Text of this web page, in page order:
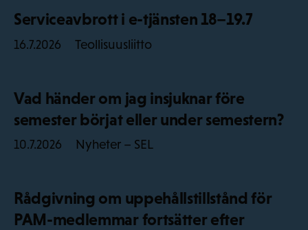
Serviceavbrott i e-tjänsten 18–19.7
16.7.2026 Teollisuusliitto
Vad händer om jag insjuknar före
semester börjat eller under semestern?
10.7.2026 Nyheter – SEL
Rådgivning om uppehållstillstånd för
PAM-medlemmar fortsätter efter